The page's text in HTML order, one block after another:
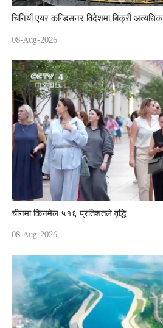
चिनियाँ एयर कन्डिसनर विदेशमा बिक्री अत्यधिक
08-Aug-2026
चीनमा किनमेल ५१६ प्रतिशतले वृद्धि
08-Aug-2026